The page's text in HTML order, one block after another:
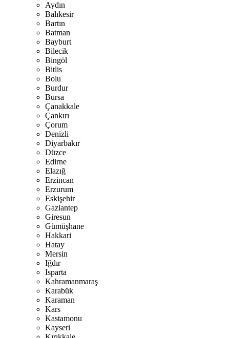
Aydın
Balıkesir
Bartın
Batman
Bayburt
Bilecik
Bingöl
Bitlis
Bolu
Burdur
Bursa
Çanakkale
Çankırı
Çorum
Denizli
Diyarbakır
Düzce
Edirne
Elazığ
Erzincan
Erzurum
Eskişehir
Gaziantep
Giresun
Gümüşhane
Hakkari
Hatay
Mersin
Iğdır
Isparta
Kahramanmaraş
Karabük
Karaman
Kars
Kastamonu
Kayseri